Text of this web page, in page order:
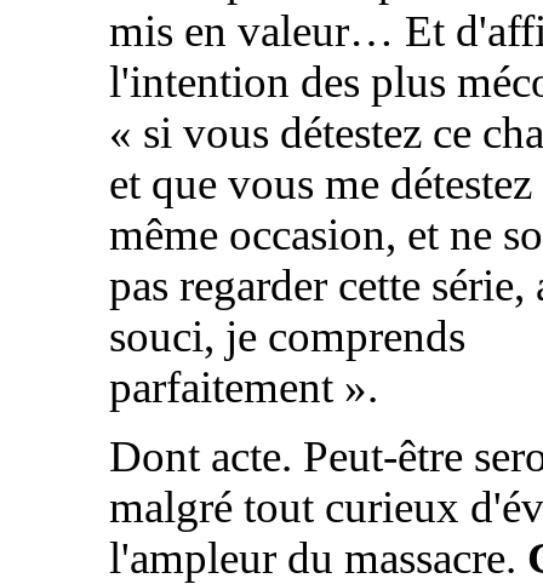
mis en valeur… Et
l'intention des plus
« si vous détestez ce
et que vous me
même occasion, et ne
pas regarder cette série,
souci, je comprends
parfaitement ».
Dont acte. Peut-être
malgré tout curieux
l'ampleur du massacre.